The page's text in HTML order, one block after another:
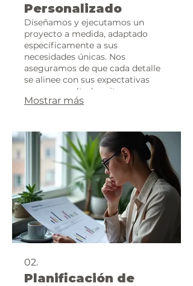
Personalizado
Diseñamos y ejecutamos un
proyecto a medida, adaptado
específicamente a sus
necesidades únicas. Nos
aseguramos de que cada detalle
se alinee con sus expectativas
para un resultado exitoso y
satisfactorio.
Mostrar más
02.
Planificación de